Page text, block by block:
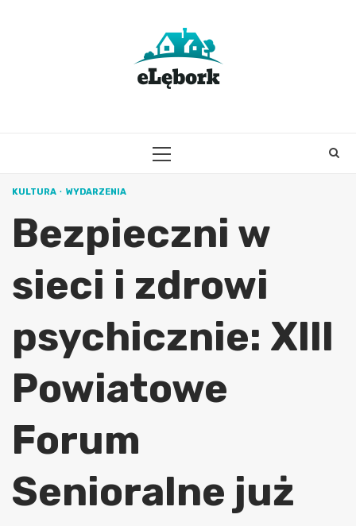
PRIMARY
KULTURA WYDARZENIA
Bezpieczni w
sieci i zdrowi
psychicznie: XIII
Powiatowe
Forum
Senioralne już